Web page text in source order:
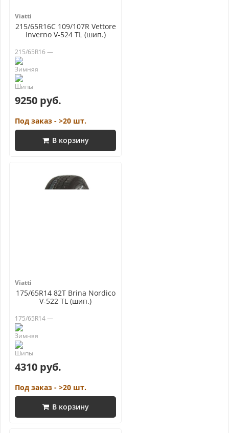
Viatti
215/65R16C 109/107R Vettore
Inverno V-524 TL (шип.)
215/65R16 —
9250 руб.
Под заказ - >20 шт.
В корзину
Viatti
175/65R14 82T Brina Nordico
V-522 TL (шип.)
175/65R14 —
4310 руб.
Под заказ - >20 шт.
В корзину